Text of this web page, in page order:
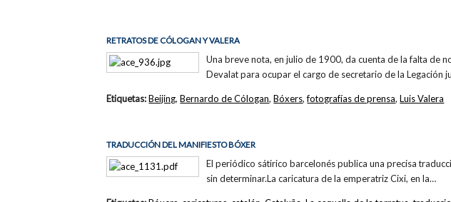
RETRATOS DE CÓLOGAN Y VALERA
Una breve nota, en julio de 1900, da cuenta de la falta de
Devalat para ocupar el cargo de secretario de la Legación
Etiquetas:Beijing,Bernardo de Cólogan,Bóxers,fotografías de prensa,Luis Valera
TRADUCCIÓN DEL MANIFIESTO BÓXER
El periódico sátirico barcelonés publica una precisa
sin determinar.La caricatura de la emperatriz Cixi, en la…